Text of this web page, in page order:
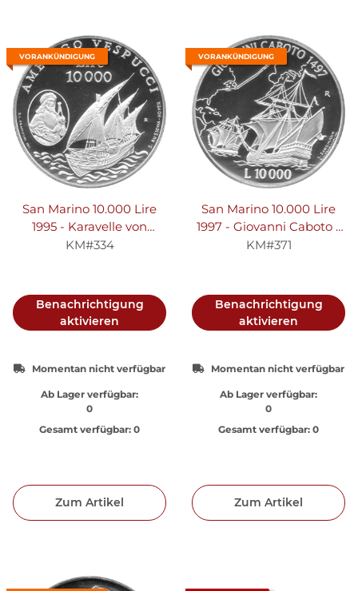
VORANKÜNDIGUNG
San Marino 10.000 Lire
1995 - Karavelle von
Amerigo Vespucci - Silber
KM#334
Benachrichtigung
aktivieren
Momentan nicht verfügbar
Ab Lager verfügbar:
0
Gesamt verfügbar: 0
Zum Artikel
VORANKÜNDIGUNG
San Marino 10.000 Lire
1997 - Giovanni Caboto -
Silber PP
KM#371
Benachrichtigung
aktivieren
Momentan nicht verfügbar
Ab Lager verfügbar:
0
Gesamt verfügbar: 0
Zum Artikel